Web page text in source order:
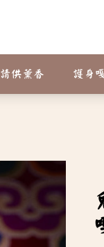
請供薰香 護身